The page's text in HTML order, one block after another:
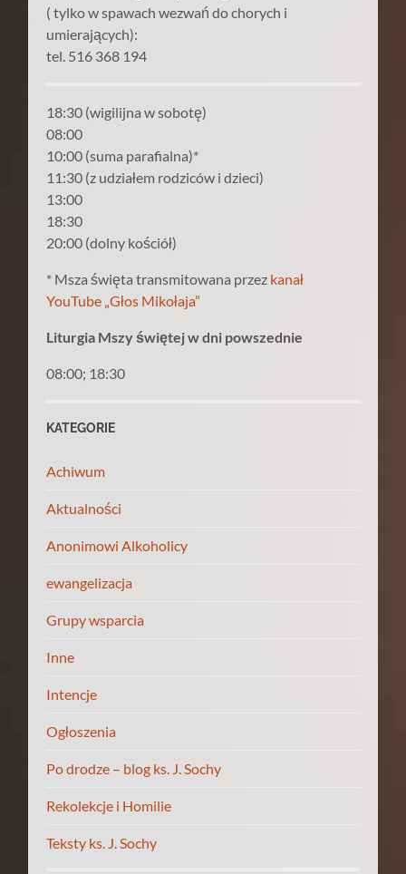
( tylko w spawach wezwań do chorych i
umierających):
tel. 516 368 194
18:30 (wigilijna w sobotę)
08:00
10:00 (suma parafialna)*
11:30 (z udziałem rodziców i dzieci)
13:00
18:30
20:00 (dolny kościół)
* Msza święta transmitowana przez kanał
YouTube „Głos Mikołaja”
Liturgia Mszy świętej w dni powszednie
08:00; 18:30
KATEGORIE
Achiwum
Aktualności
Anonimowi Alkoholicy
ewangelizacja
Grupy wsparcia
Inne
Intencje
Ogłoszenia
Po drodze – blog ks. J. Sochy
Rekolekcje i Homilie
Teksty ks. J. Sochy